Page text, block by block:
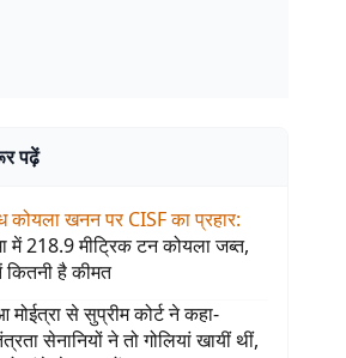
पढ़ें
कोयला खनन पर CISF का प्रहार:
में 218.9 मीट्रिक टन कोयला जब्त,
कितनी है कीमत
मोईत्रा से सुप्रीम कोर्ट ने कहा-
सेनानियों ने तो गोलियां खायीं थीं,